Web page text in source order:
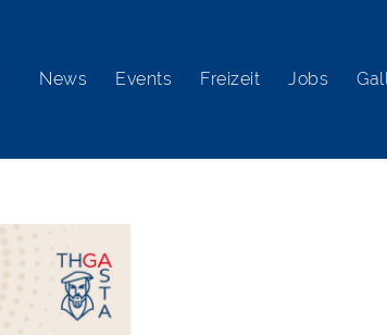
News Events Freizeit Jobs